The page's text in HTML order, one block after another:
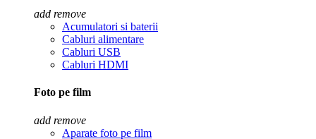
add remove
Acumulatori si baterii
Cabluri alimentare
Cabluri USB
Cabluri HDMI
Foto pe film
add remove
Aparate foto pe film